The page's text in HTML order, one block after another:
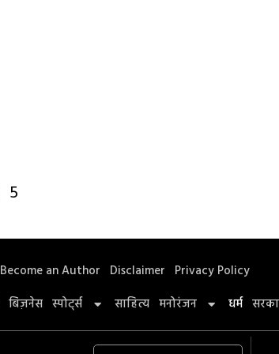
5
Become an Author Disclaimer Privacy Policy
बिज़नेस स्पोर्ट्स साहित्य मनोरंजन धर्म